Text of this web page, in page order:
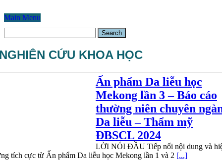
Main Menu
CỨU KHOA HỌC
Ấn phẩm Da liễu học
Mekong lần 3 – Báo cáo
thường niên chuyên
Da liễu – Thẩm mỹ
ĐBSCL 2024
LỜI NÓI ĐẦU Tiếp nối nội dung và
tích cực từ Ấn phẩm Da liễu học Mekong lần 1 và 2 [...]